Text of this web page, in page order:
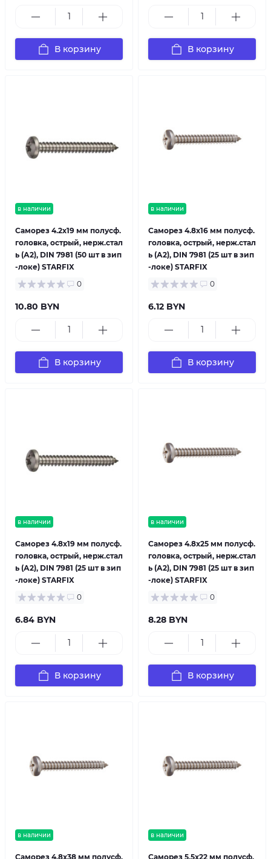
В корзину В корзину
в наличии
Саморез 4.2х19 мм полусф.
головка, острый, нерж.стал
ь (А2), DIN 7981 (50 шт в зип
-локе) STARFIX
0
10.80 BYN
В корзину
в наличии
Саморез 4.8х16 мм полусф.
головка, острый, нерж.стал
ь (А2), DIN 7981 (25 шт в зип
-локе) STARFIX
0
6.12 BYN
В корзину
в наличии
Саморез 4.8х19 мм полусф.
головка, острый, нерж.стал
ь (А2), DIN 7981 (25 шт в зип
-локе) STARFIX
0
6.84 BYN
В корзину
в наличии
Саморез 4.8х25 мм полусф.
головка, острый, нерж.стал
ь (А2), DIN 7981 (25 шт в зип
-локе) STARFIX
0
8.28 BYN
В корзину
в наличии
Саморез 4.8х38 мм полусф.
в наличии
Саморез 5.5х22 мм полусф.